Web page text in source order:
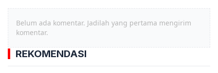
Belum ada komentar. Jadilah yang pertama mengirim
komentar.
REKOMENDASI